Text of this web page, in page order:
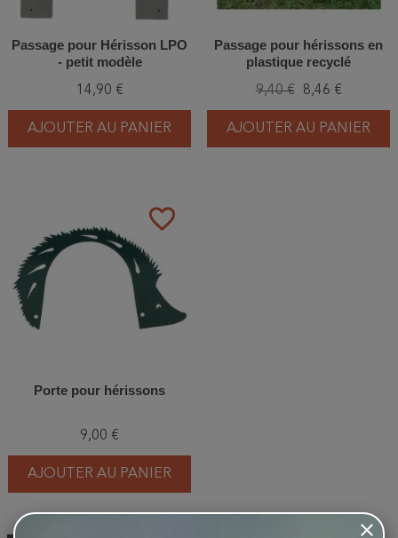
Passage pour Hérisson LPO
- petit modèle
14,90 €
AJOUTER AU PANIER
Passage pour hérissons en
plastique recyclé
9,40 € 8,46 €
AJOUTER AU PANIER
favorite_border
Porte pour hérissons
9,00 €
AJOUTER AU PANIER